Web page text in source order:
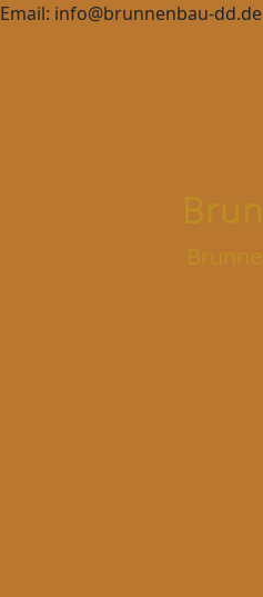
Email: info@brunnenbau-dd.de